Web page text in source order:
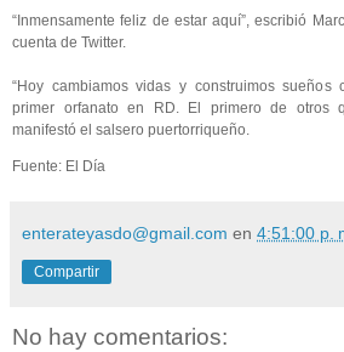
“Inmensamente feliz de estar aquí”, escribió
cuenta de Twitter.
“Hoy cambiamos vidas y construimos
primer orfanato en RD. El primero de otros
manifestó el salsero puertorriqueño.
Fuente: El Día
enterateyasdo@gmail.com en 4:51:00 p.
Compartir
No hay comentarios: